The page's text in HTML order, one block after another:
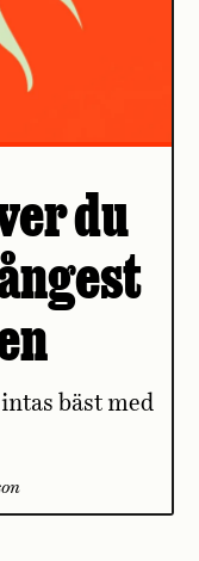
du
bäst med